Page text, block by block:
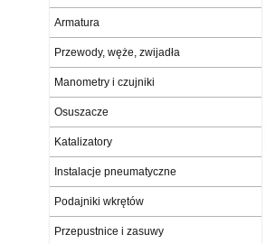
Armatura
Przewody, węże, zwijadła
Manometry i czujniki
Osuszacze
Katalizatory
Instalacje pneumatyczne
Podajniki wkrętów
Przepustnice i zasuwy